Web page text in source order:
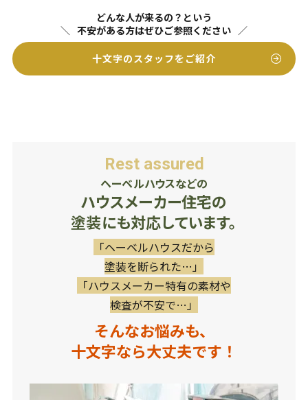
どんな人が来るの？という
不安がある方はぜひご参照ください
十文字のスタッフをご紹介
Rest assured
ヘーベルハウスなどの
ハウスメーカー住宅の
塗装にも対応しています。
「ヘーベルハウスだから
塗装を断られた…」
「ハウスメーカー特有の素材や
検査が不安で…」
そんなお悩みも、
十文字なら大丈夫です！